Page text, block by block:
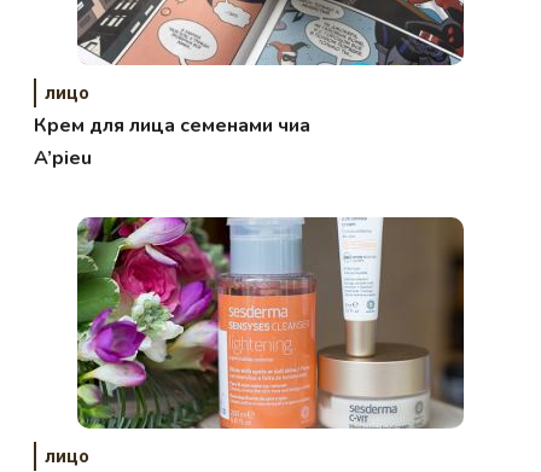
лицо
Крем для лица семенами чиа
A’pieu
лицо